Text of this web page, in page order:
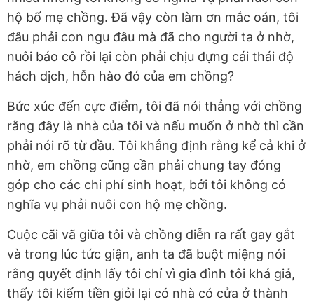
hộ bố mẹ chồng. Đã vậy còn làm ơn mắc oán, tôi
đâu phải con ngu đâu mà đã cho người ta ở nhờ,
nuôi báo cô rồi lại còn phải chịu đựng cái thái độ
hách dịch, hỗn hào đó của em chồng?
Bức xúc đến cực điểm, tôi đã nói thẳng với chồng
rằng đây là nhà của tôi và nếu muốn ở nhờ thì cần
phải nói rõ từ đầu. Tôi khẳng định rằng kể cả khi ở
nhờ, em chồng cũng cần phải chung tay đóng
góp cho các chi phí sinh hoạt, bởi tôi không có
nghĩa vụ phải nuôi con hộ mẹ chồng.
Cuộc cãi vã giữa tôi và chồng diễn ra rất gay gắt
và trong lúc tức giận, anh ta đã buột miệng nói
rằng quyết định lấy tôi chỉ vì gia đình tôi khá giả,
thấy tôi kiếm tiền giỏi lại có nhà có cửa ở thành